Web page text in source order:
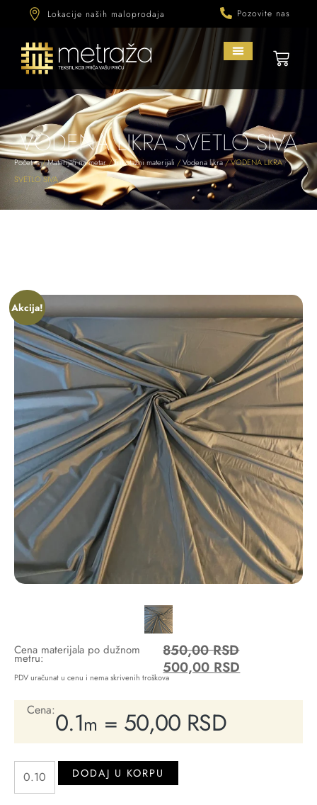
Lokacije naših maloprodaja Pozovite nas
VODENA LIKRA SVETLO SIVA
Početna/Materijali na metar/Trikotažni materijali /Vodena likra/ VODENA LIKRA
SVETLO SIVA
Akcija!
Cena materijala po dužnom
metru: 850,00RSD
500,00 RSD
PDV uračunat u cenu i nema skrivenih troškova
Cena:0.1m = 50,00 RSD
DODAJ U KORPU